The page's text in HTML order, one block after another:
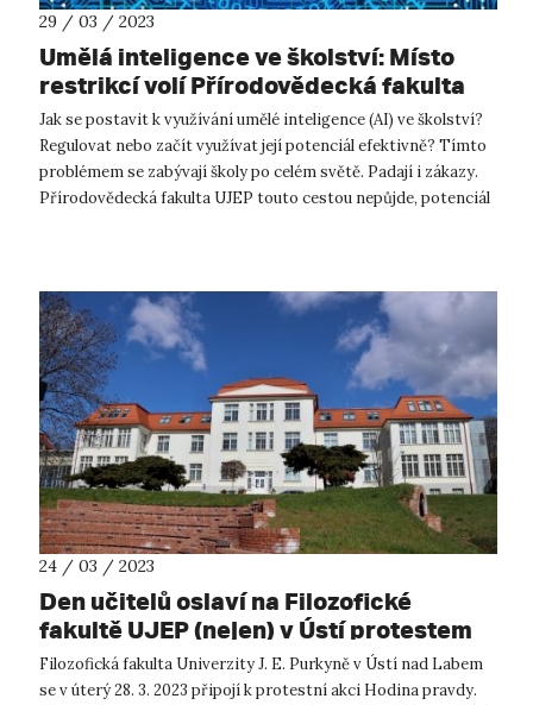
29 / 03 / 2023
Umělá inteligence ve školství: Místo
restrikcí volí Přírodovědecká fakulta
UJEP cestu porozumění
Jak se postavit k využívání umělé inteligence (AI) ve školství?
Regulovat nebo začít využívat její potenciál efektivně? Tímto
problémem se zabývají školy po celém světě. Padají i zákazy.
Přírodovědecká fakulta UJEP touto cestou nepůjde, potenciál
24 / 03 / 2023
Den učitelů oslaví na Filozofické
fakultě UJEP (nejen) v Ústí protestem
Filozofická fakulta Univerzity J. E. Purkyně v Ústí nad Labem
se v úterý 28. 3. 2023 připojí k protestní akci Hodina pravdy.